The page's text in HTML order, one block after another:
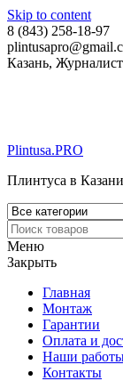
Skip to content
8 (843) 258-18-97
Казань,
Plintusa.PRO
Плинтуса в Казани
Меню
Закрыть
Главная
Монтаж
Гарантии
Оплата и
Наши
Контакты